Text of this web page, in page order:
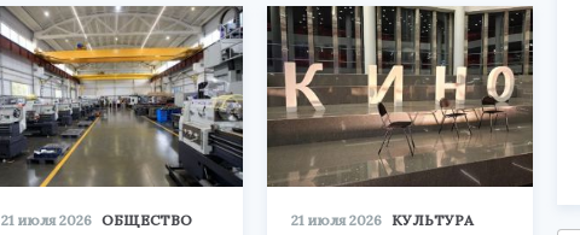
21 июля 2026 ОБЩЕСТВО 21 июля 2026 КУЛЬТУРА